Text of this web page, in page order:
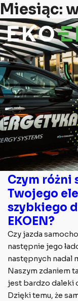
Miesiąc:
Czym różni
Twojego
szybkiego
EKOEN?
Czy jazda
następnie jego
następnych nadal
Naszym zdaniem
jest bardzo daleki
Dzięki temu, że